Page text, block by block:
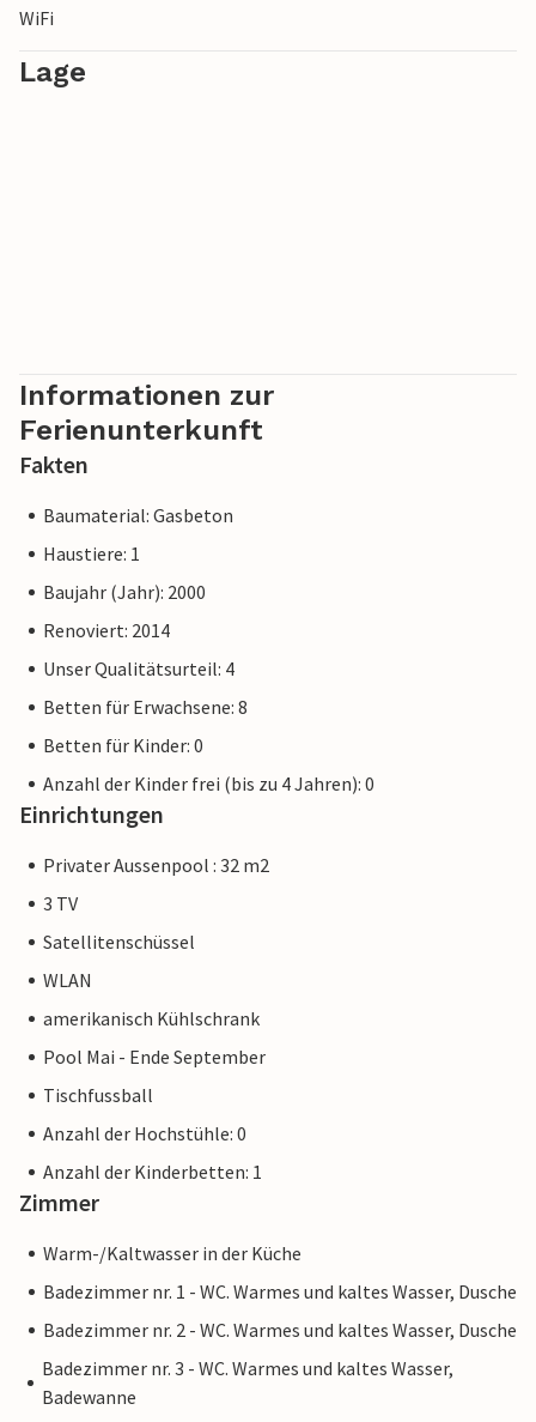
WiFi
Lage
Informationen zur
Ferienunterkunft
Fakten
Baumaterial: Gasbeton
Haustiere: 1
Baujahr (Jahr): 2000
Renoviert: 2014
Unser Qualitätsurteil: 4
Betten für Erwachsene: 8
Betten für Kinder: 0
Anzahl der Kinder frei (bis zu 4 Jahren): 0
Einrichtungen
Privater Aussenpool : 32 m2
3 TV
Satellitenschüssel
WLAN
amerikanisch Kühlschrank
Pool Mai - Ende September
Tischfussball
Anzahl der Hochstühle: 0
Anzahl der Kinderbetten: 1
Zimmer
Warm-/Kaltwasser in der Küche
Badezimmer nr. 1 - WC. Warmes und kaltes Wasser, Dusche
Badezimmer nr. 2 - WC. Warmes und kaltes Wasser, Dusche
Badezimmer nr. 3 - WC. Warmes und kaltes Wasser,
Badewanne